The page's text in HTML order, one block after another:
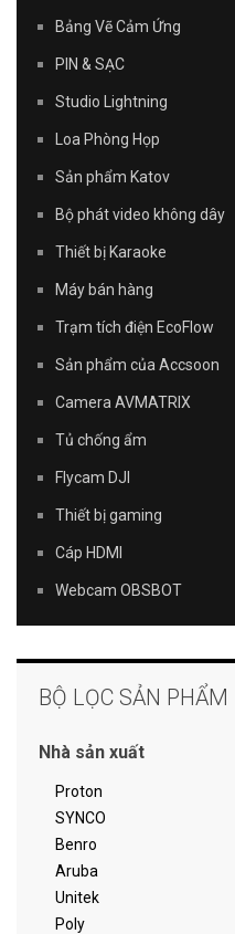
Bảng Vẽ Cảm Ứng
PIN & SẠC
Studio Lightning
Loa Phòng Họp
Sản phẩm Katov
Bộ phát video không dây
Thiết bị Karaoke
Máy bán hàng
Trạm tích điện EcoFlow
Sản phẩm của Accsoon
Camera AVMATRIX
Tủ chống ẩm
Flycam DJI
Thiết bị gaming
Cáp HDMI
Webcam OBSBOT
BỘ LỌC SẢN PHẨM
Nhà sản xuất
Proton
SYNCO
Benro
Aruba
Unitek
Poly